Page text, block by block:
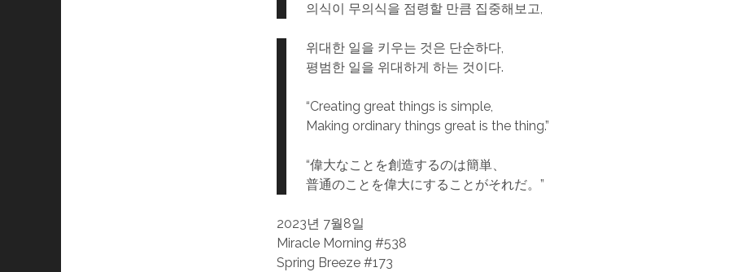
의식이 무의식을 점령할 만큼 집중해보고,
위대한 일을 키우는 것은 단순하다,
평범한 일을 위대하게 하는 것이다.
“Creating great things is simple,
Making ordinary things great is the thing.”
“偉大なことを創造するのは簡単、
普通のことを偉大にすることがそれだ。”
2023년 7월8일
Miracle Morning #538
Spring Breeze #173